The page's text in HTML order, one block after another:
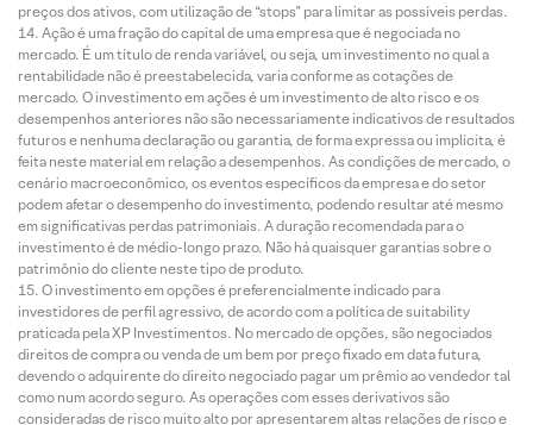
preços dos ativos, com utilização de “stops” para limitar as possíveis perdas.
Ação é uma fração do capital de uma empresa que é negociada no
mercado. É um título de renda variável, ou seja, um investimento no qual a
rentabilidade não é preestabelecida, varia conforme as cotações de
mercado. O investimento em ações é um investimento de alto risco e os
desempenhos anteriores não são necessariamente indicativos de resultados
futuros e nenhuma declaração ou garantia, de forma expressa ou implícita, é
feita neste material em relação a desempenhos. As condições de mercado, o
cenário macroeconômico, os eventos específicos da empresa e do setor
podem afetar o desempenho do investimento, podendo resultar até mesmo
em significativas perdas patrimoniais. A duração recomendada para o
investimento é de médio-longo prazo. Não há quaisquer garantias sobre o
patrimônio do cliente neste tipo de produto.
O investimento em opções é preferencialmente indicado para
investidores de perfil agressivo, de acordo com a política de suitability
praticada pela XP Investimentos. No mercado de opções, são negociados
direitos de compra ou venda de um bem por preço fixado em data futura,
devendo o adquirente do direito negociado pagar um prêmio ao vendedor tal
como num acordo seguro. As operações com esses derivativos são
consideradas de risco muito alto por apresentarem altas relações de risco e